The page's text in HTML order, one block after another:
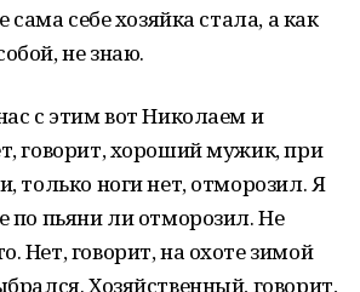
сама себе хозяйка стала, а как
не знаю.
с этим вот Николаем и
говорит, хороший мужик, при
только ноги нет, отморозил. Я
по пьяни ли отморозил. Не
Нет, говорит, на охоте зимой
Хозяйственный, говорит,